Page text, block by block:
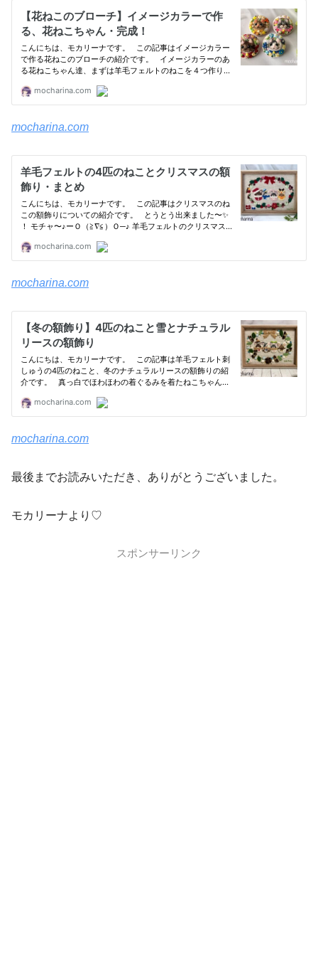
mocharina.com
mocharina.com
mocharina.com
最後までお読みいただき、ありがとうございました。
モカリーナより♡
スポンサーリンク